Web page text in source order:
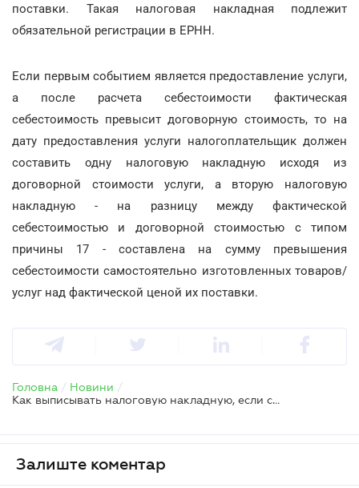
поставки. Такая налоговая накладная подлежит
обязательной регистрации в ЕРНН.
Если первым событием является предоставление услуги,
а после расчета себестоимости фактическая
себестоимость превысит договорную стоимость, то на
дату предоставления услуги налогоплательщик должен
составить одну налоговую накладную исходя из
договорной стоимости услуги, а вторую налоговую
накладную - на разницу между фактической
себестоимостью и договорной стоимостью с типом
причины 17 - составлена на сумму превышения
себестоимости самостоятельно изготовленных товаров/
услуг над фактической ценой их поставки.
Головна / Новини /
Как выписывать налоговую накладную, если себестоимость превысит договорную стоимость
Залиште коментар